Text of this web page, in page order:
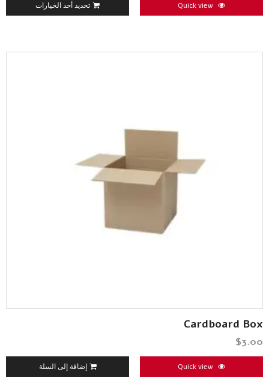
5
تحديد أحد الخيارات
Cardboard Box
$3.00
إضافة إلى السلة